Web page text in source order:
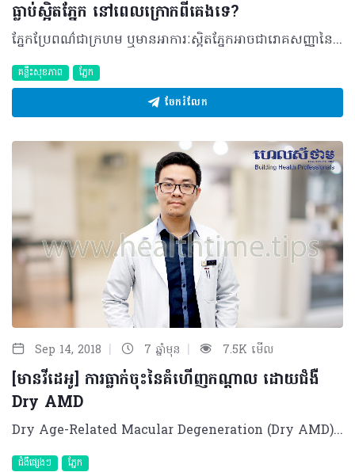
ធ្លាប់ស្អិតភ្នែក នៅពេលក្រោកពីគេងទេ?
ភ្នែកប្រែពណ៌ជាក្រហម ឬមានអាការៈស្អិតភ្នែកអាចជារោគសញ្ញានៃការរលាកភ្នាសដែលគ្របលើផ្នែកសនៃគ្រាប់ភ្នែក ឬហៅថា Conjonctivite។ ភាគច្រើន ជំងឺនេះមានសភាពស្រាល ដែលអាចដោះស្រាយបានដោយគ្រាន់តែប្រើប្រាស់ជាមួយឱសថលាងភ្នែកមួយចំនួន តែត្រូវប្រយ័ត្នព្រោះការរលាកក៏អាចបណ្តាលមកពីជំងឺផ្សេងទៀតដូចជា ជំងឺទឹកដក់ក្នុងភ្នែក (Glaucomes) ឬជំងឺរលាកប្រស្រីភ្នែក (Irido-cyclites)។ អ្វីគួរដឹង? ក្នុងករណីភ្នែករបស់អ្នកមានសភាពស្អិតនៅរាល់ពេលក្រោកពីគេងពេលព្រឹកព្រលឹម វាអាចជាសញ្ញានៃជំងឺរលាកភ្នាសភ្នែកតិចតួចដែលបណ្តាលមកពី៖ • ការចម្លងរោគ ៖ ភាគច្រើនបណ្តាលមកពីពពួកវីរុស • បញ្ហាអាល្លែកហ្ស៊ី ៖ មានវត្តមានលម្អងផ្កា ឬអាល្លែកហ្ស៊ីជាមួយសត្វឆ្មា ឬឆ្កែ ជាដើម។ អ្វីគួរធ្វើ? ការផ្តល់ដំបូន្មានអាចមានដូចជា៖ • លាងភ្នែកជាមួយសូលុយស្យុងប្រភេទ L’acide borique មានឈ្មោះ៖ Dacryosérum, Optraex, Sophtal (ជាថ្នាំអំពូលប្រើប្រាស់តែម្តង) • ប្រើប្រាស់ឱសថលាងភ្នែកពពួក Antiseptique មានដូចជា៖ Désomédine collyre ឬBiocidan ជាដើម • ប្រើប្រាស់ក្រែមលាបភ្នែកពពួក Antiseptique៖ ប៉ូម៉ាត Maurice 2,5% (Cooper) តែចៀសវាងប្រើប្រាស់ជាមួយភ្នែកដែលពាក់កញ្ចក់ Lens។ ប្រសិនភ្នែកស្តែងចេញមានពណ៌ក្រហម រួមទាំងមានការឈឺចាប់ទៀតនោះ អ្នកគួរប្រញាប់ស្វែងរកការពិគ្រោះជាមួយវេជ្ជបណ្ឌិតឯកទេសផ្នែកជំងឺភ្នែក។ ប្រភពយោង៖ Le vademecum de la Médication officinale ©2018 រក្សាសិទ្ធិគ្រប់យ៉ាង​ដោយ Healthtime Corporation ចំពោះគ្រប់អត្ថបទដោយគ្មានផ្នែកណាមួយត្រូវបោះពុម្ពផ្សាយចូល ប្រព័ន្ធអ៊ីនធឺណែតឧបករណ៍អេឡិចត្រូនិកអាត់ជាសំឡេងឬថតចំលងគ្រប់រូបភាពដោយគ្មានការអនុញ្ញាតឡើយ
គន្លឹះសុខភាព ភ្នែក
ចែករំលែក
Sep 14, 2018 | 7 ឆ្នាំមុន | 7.5K មើល
[មានវីដេអូ] ការធ្លាក់ចុះនៃគំហើញកណ្តាល ដោយជំងឺ
Dry AMD
Dry Age-Related Macular Degeneration (Dry AMD) ត្រូវបានសង្កេតឃើញថាមានការកើតឡើងចំពោះអ្នកដែលមានវ័យចាប់ពី ៦៥ឆ្នាំឡើង និងពិសេសចំពោះជនជាតិស្បែកស។ នៅប៉ុន្មានឆ្នាំចុងក្រោយនេះផងដែរ ករណីនៃជំងឺ Dry AMD ត្រូវបានដឹងថាមានការកើនឡើងជាលំដាប់ ចំពោះជនជាតិអាស៊ីដោយសារកត្តាជាច្រើន។ តើអ្វីជា Dry AMD? Dry Age-Related Macular Degeneration (Dry AMD) គឺជាការវិវឌ្ឍចុះខ្សោយនៃកោសិកាបាតភ្នែក បណ្តាលមកពីជរាភាព ដែលវាអាចធ្វើឲ្យមានការធ្លាក់ចុះនៃគំហើញកណ្តាលរបស់អ្នកជំងឺ។ មូលហេតុ និងកត្តាប្រឈម មូលហេតុពិតប្រាកដនៃជំងឺ Dry AMD នៅមិនទាន់ត្រូវបានដឹងច្បាស់នៅឡើយទេ ប៉ុន្តែជាក់ស្តែង កត្តាបរិស្ថាន និងសេនេទិច ត្រូវបានដឹងថាអាចបង្កើនហានិភ័យក្នុងការប្រឈមនឹងជំងឺនេះបាន។ ក្រៅពីនេះ អ្នកដែលមានហានិភ័យខ្ពស់ក្នុងការប្រឈមនឹងជំងឺ Dry AMD រួមមាន៖ - មនុស្សវ័យចំណាស់ ពិសេសចាប់ពី ៦៥ឆ្នាំឡើង - អ្នកមានជំងឺប្រចាំកាយដូចជា ជំងឺសរសៃឈាមបេះដូង លើសជាតិខ្លាញ់ជាដើម - អ្នកចូលចិត្តពិសាអាហារមានជាតិខ្លាញ់ច្រើន និងពិសេសអ្នកញៀនបារី - អ្នកមានប្រវត្តិគ្រួសារធ្លាប់កើតជំងឺនេះ - អ្នកមានមុខរបរ ឬការងារ ឬរស់នៅ មិនសូវសកម្ម ដូចជាឧស្សាហ៍អង្គុយនៅមួយកន្លែងមិនសូវបានធ្វើចលនា។ រោគសញ្ញាសម្គាល់ - ដំណាក់កាលដំបូង៖ អ្នកជំងឺអាចពុំមានផលប៉ះពាល់ណាមួយលើគំហើញឡើយ (ការមើលឃើញធម្មតា ឬបើសិនធ្លាក់ចុះអាចធ្លាក់ចុះក្នុងកម្រិតបន្តិចបន្តួច) ដែលជាហេតុធ្វើឲ្យអ្នកជំងឺមិនដឹងថាខ្លួនមានជំងឺនេះ។ - ដំណាក់កាលធ្ងន់ធ្ងរ៖ • ការមើលឃើញ ឬគំហើញកណ្តាលរបស់គាត់អាចធ្លាក់ចុះ មានន័យថារាល់ផ្ទៃរូបភាពដែលគាត់មើលអាចមានចំណុចពណ៌ខ្មៅនៅកណ្តាល ដែលធ្វើឲ្យគាត់បាត់បង់រូបភាពកណ្តាល • ការមើលឃើញអាចមិនស្មើសាច់ វៀច ប៉ោងឬកោង ជាពិសេសនៅពេលអ្នកជំងឺធ្វើដំណើរ • បន្ទាប់មក អាចមានការថយចុះក្នុងការមើលពណ៌ មានន័យថាពណ៌ដែលឃើញមិនដូចធម្មជាតិដោយអាចស្លេកជាងមុន ឬឈានដល់ការបាត់បង់ពណ៌ទាំងស្រុងតែម្តង • បន្ទាប់មកទៀត អ្នកជំងឺអាចមានផលលំបាកក្នុងការមើល នៅពេលផ្លាស់ទីពីកន្លែងងងឹតទៅកន្លែងភ្លឺ ឬ ពីភ្លឺមកងងឹត។ យន្តការនៃជំងឺ Dry AMD ស្រទាប់បាតភ្នែករេទីណា (Retina) មានកោសិកាមួយឈ្មោះ Bruch membrane ដែលស្ថិតនៅចន្លោះសរសៃឈាម និងកោសិកាសម្រាប់ចាប់ពណ៌ និងពន្លឺ។ ចំពោះអ្នកជំងឺ Dry AMD គេសង្កេតឃើញកោសិកា Bruch membrane មានភាពក្រាស់ជាងមុន និងមានភាពខ្សោយជាងមុនដែលបណ្តាលឲ្យពពួកប្រូតេអុីន និងលីពីត (ខ្លាញ់)អាចមកប្រមូលផ្តុំនៅត្រង់នោះ បង្កឲ្យមានភាពប៉ោង ឬហើម និងបង្កើតបានជា Drusen (កាកសំណល់ប្រូតេអ៊ីន និងលីពីតដែលកកនៅកោសិកាបាតភ្នែកត្រង់កន្លែងចាប់រូបភាព)។ ការធ្វើរោគវិនិច្ឆ័យត្រឹមត្រូវ ការធ្វើរោគវិនិច្ឆ័យ Dry AMD ផ្តោតសំខាន់លើការពិនិត្យសុខភាពបាតភ្នែក ដោយប្រើប្រាស់ថ្នាំបន្តក់ពង្រីកកូនក្រមុំភ្នែក ដើម្បីមើលបាតភ្នែកទាំងមូល និងជាពិសេសត្រង់ចំណុចចាប់រូបភាពកណ្តាលនៅលើបាតភ្នែក (Macula) ដែលរួមមាន៖ - ការស្កេន OCT ដើម្បីដឹងពីកម្រាស់នៃសរសៃបាតភ្នែក ៖ ប្រសិនលទ្ធផលបង្ហាញពីភាពហើម ឬក្រាស់ជាងធម្មតានៃសរសៃបាតភ្នែក អាចបញ្ជាក់បានថាជាជំងឺ Dry AMD ។ - បន្ទាប់មក គ្រូពេទ្យអាចប្រើបច្ចេកទេសមួយទៀតដោយការចាក់ថ្នាំដែលមានសារធាតុ Fluo-rescence សម្រាប់ថត Angiography ដើម្បីមើលឃើញកោសិកា និងរចនាសម្ព័ន្ធសរសៃឈាម(រកមើលការដុះសរសៃឈាមថ្មី ឬការហូរឈាមជាដើម) ។ ការព្យាបាលសមស្រប ការព្យាបាលជំងឺ Dry AMD ត្រូវធ្វើឡើងអាស្រ័យលើដំណាក់កាលនីមួយៗ៖ - ដំណាក់កាលដំបូង ៖ ការព្យាបាលអាចផ្តោតលើរបៀបរបបនៃការញ៉ាំចំណីអាហារ ដោយតម្រូវឲ្យអ្នកជំងឺបន្ថយការបរិភោគអាហារមានជាតិខ្លាញ់គ្រឿងស្រវឹង ពិសេសកាត់ផ្តាច់ការពិសាបារី និងអាចផ្តោតលើទម្លាប់រស់នៅបែបសកម្មផងដែរ។ - ដំណាក់កាលបន្ទាប់ ឬធម្យម ៖ ការព្យាបាលអាចផ្តោតលើការបន្ថែមអាហារបំប៉នដែលមានសារធាតុ Antioxidants ដូចជាពពួក Lutein ឬ Zeaxanthin ដោយវាអាចបន្ថយការវិវឌ្ឍនៃជំងឺទៅជាធ្ងន់ធ្ងរ និងត្រូវបន្តជំរុញការប្រកាន់របបអាហារត្រឹមត្រូវ ជាមួយទម្លាប់ក្នុងការរស់នៅបែបសកម្ម។ - ករណីមិនទទួលបានលទ្ធផលល្អ ក្រោយការប្រើប្រាស់មធ្យោបាយខាងលើ ឬអ្នកជំងឺថែមទាំងមានលេចឡើងនូវសរសៃឈាមថ្មី ឬការហូរឈាមនៅសរសៃបាតភ្នែក នោះការព្យាបាលនឹងផ្តោតលើការបញ្ឈប់ការហូរឈាម និងកាត់បន្ថយការដុះសរសៃឈាមដោយការប្រើកាំរស្មី ឬ ថ្នាំចាក់។ ផលវិបាកនៃអ្នកជំងឺ Dry AMD ចំពោះអ្នកជំងឺដែលមិនបានមកទទួលការពិនិត្យភ្នែកសោះ ឬមិនបានព្យាបាលត្រឹមត្រូវ អាចមានការវិវឌ្ឍឈានដល់ដំណាក់កាលធ្ងន់ធ្ងរទៅហើយ។ ករណីនេះអ្នកជំងឺអាចរងគ្រោះដោយផលវិបាកធ្ងន់ធ្ងរដូចជា ដុះសរសៃឈាម និងហូរឈាមបាតភ្នែក ដែលពិបាកក្នុងការព្យាបាល។ ម៉្យាងវិញទៀត អ្នកជំងឺអាចប្រឈមនឹងការបាត់បង់គំហើញកណ្តាលជារៀងរហូត បានន័យថារាល់រូបភាពដែលគាត់មើល នឹងឃើញមានចំណុចខ្មៅនៅកណ្តាល (តែសងខាងចំណុចខ្មៅអាចនៅមើលឃើញ)។ ការការពារចាំបាច់ - ចំពោះអ្នកមានវ័យចាប់ពី ៦០ឆ្នាំ គួរមកទទួលការពិនិត្យសុខភាពភ្នែកយ៉ាងហោចម្តងក្នុងមួយឆ្នាំ និងទទួលដំបូន្មានលើការពិនិត្យសុខភាពទូទៅក៏ដូចជាគ្រប់គ្រង និងព្យាបាលដោយវេជ្ជបណ្ឌិតឯកទេសផងដែរ ប្រសិនបើគាត់មានជំងឺផ្សេងទៀតដូចជា លើសឈាម ទឹកនោមផ្អែម លើសជាតិខ្លាញ់ជាដើម។ - ប្រសិនបើអ្នកជំងឺដែលត្រូវបានធ្វើរោគវិនិច្ឆ័យឃើញថាមានជំងឺ Dry AMD ហើយ ត្រូវចៀសវាងនូវកត្តាហានិភ័យដែលជំរុញការវិវឌ្ឍរបស់ជំងឺដូចជា កត្តាចំណីអាហារ ដែលត្រូវបន្ថយអាហារខ្លាញ់ បារី ស្រា និងកត្តារស់នៅ។ ក្រៅពីនេះ ត្រូវចៀសវាងភាពមិនសកម្ម ពិសេសត្រូវផ្តាច់បារី និងប្រសិនបើមានអាការៈប្រែប្រួលណាមួយលើគំហើញត្រូវមកជួបតាមដានជាមួយនឹងគ្រូពេទ្យជំនាញឲ្យបានឆាប់រហ័ស។ ជំងឺ Dry AMD អាចចាត់ទុកបានថាជាជំងឺថ្មីមួយទៀតដែលត្រូវបានរកឃើញកើនឡើងជាលំដាប់ចំពោះប្រជាជនអាស៊ី ក៏ដូចជាប្រជាជនកម្ពុជាផងដែរ ដោយសារកត្តាប្រែប្រួលនានារួមទាំងចំណីអាហារ ការរស់នៅ ជាមួយនឹងការកើនឡើងនូវជំងឺរ៉ាំរ៉ៃផ្សេងៗ (ការលើសជាតិខ្លាញ់ លើសសម្ពាធឈាម និងទឹកនោមផ្អែមជាដើម)។ ដូចនេះ រាល់អ្នកជំងឺដែលបានរកឃើញថាមានជំងឺ Dry AMDហើយ ក្រៅពីធ្វើការព្យាបាលលើជំងឺនេះផ្ទាល់ គាត់ក៏ត្រូវចាំបាច់ស្វែងរកការព្យាបាលលើជំងឺទូទៅរបស់ខ្លួនឲ្យបានប្រញាប់ផងដែរ ដើម្បីចៀសវាងនូវហានិភ័យធ្ងន់ធ្ងរទៅថ្ងៃក្រោយដែលពិបាកក្នុងការព្យាបាល។ ដោយឡែក វេជ្ជបណ្ឌិតរួមទាំងអ្នកវិជ្ជាជីវៈសុខាភិបាល ក៏គួរប្រាកដថាអ្នកជំងឺដែលមានជំងឺទូទៅត្រូវបានពន្យល់ និងណែនាំឲ្យទទួលការពិនិត្យសុខភាពបាតភ្នែកផងដែរ ប្រសិនបើគាត់មានរោគសញ្ញា ឬបញ្ហាភ្នែក ដោយសារមិនថាជំងឺទឹកនោមផ្អែម លើសជាតិខ្លាញ់ ឬលើសឈាមទេ សុទ្ធតែអាចបង្កហានិភ័យដល់សរីរាង្គដែលមានសរសៃឈាមផ្សេងទៀត។ បកស្រាយដោយ​៖​ វេជ្ជបណ្ឌិត អៀ រស្មី ឯកទេសចក្ខុរោគ នៅមន្ទីរពេទ្យមិត្តភាពខ្មែរ-សូវៀត និងគ្លីនិកឯកទេសភ្នែក ម៉េង រ័ត្ននីន ©2018 រក្សាសិទ្ធិគ្រប់យ៉ាង​ដោយ Healthtime Corporation ចំពោះគ្រប់អត្ថបទដោយគ្មានផ្នែកណាមួយត្រូវបោះពុម្ពផ្សាយចូល ប្រព័ន្ធអ៊ីនធឺណែតឧបករណ៍អេឡិចត្រូនិកអាត់ជាសំឡេងឬថតចំលងគ្រប់រូបភាពដោយគ្មានការអនុញ្ញាតឡើយ
ជំងឺផ្សេងៗ ភ្នែក